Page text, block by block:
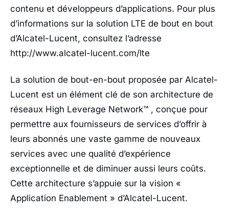
contenu et développeurs d’applications. Pour plus
d’informations sur la solution LTE de bout en bout
d’Alcatel-Lucent, consultez l’adresse
http://www.alcatel-lucent.com/lte
La solution de bout-en-bout proposée par Alcatel-
Lucent est un élément clé de son architecture de
réseaux High Leverage Network™ , conçue pour
permettre aux fournisseurs de services d’offrir à
leurs abonnés une vaste gamme de nouveaux
services avec une qualité d’expérience
exceptionnelle et de diminuer aussi leurs coûts.
Cette architecture s’appuie sur la vision «
Application Enablement » d’Alcatel-Lucent.